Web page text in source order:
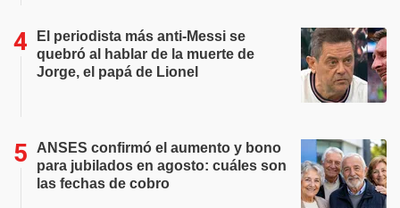
El periodista más anti-Messi se
quebró al hablar de la muerte de
Jorge, el papá de Lionel
ANSES confirmó el aumento y bono
para jubilados en agosto: cuáles son
las fechas de cobro